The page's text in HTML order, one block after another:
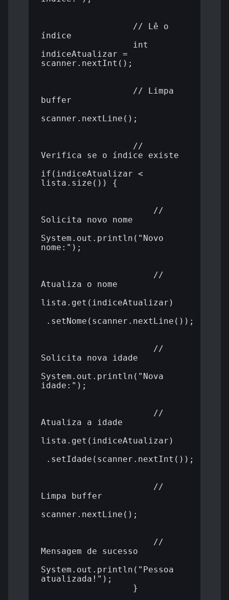
// Lê o
índice
int
indiceAtualizar =
scanner.nextInt();
// Limpa
buffer
scanner.nextLine();
//
Verifica se o índice existe
if(indiceAtualizar <
lista.size()) {
//
Solicita novo nome
System.out.println("Novo
nome:");
//
Atualiza o nome
lista.get(indiceAtualizar)
.setNome(scanner.nextLine());
//
Solicita nova idade
System.out.println("Nova
idade:");
//
Atualiza a idade
lista.get(indiceAtualizar)
.setIdade(scanner.nextInt());
//
Limpa buffer
scanner.nextLine();
//
Mensagem de sucesso
System.out.println("Pessoa
atualizada!");
}